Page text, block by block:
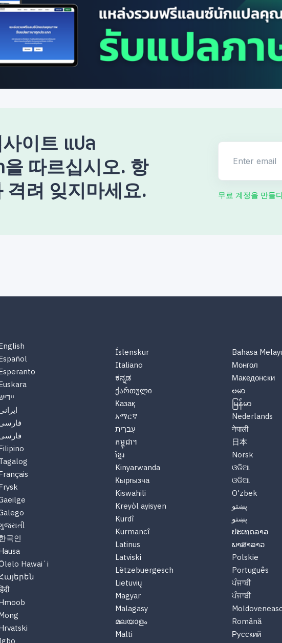
이트 แปล
따르십시오. 항
격려 잊지마세요. 무료 계정을 만들
국인
Hawaiʻi
Íslenskur
Italiano
ಕನ್ನಡ
ქართული
Казақ
አማርኛ
עִברִית
កម្ពុជា។
ខ្មែរ
Kinyarwanda
Кыргызча
Kiswahili
Kreyòl ayisyen
Kurdî
Kurmancî
Latinus
Latviski
Lëtzebuergesch
Lietuvių
Magyar
Malagasy
മലയാളം
Malti
Bahasa
Монгол
Македонски
ဗမာ
မြန်မာ
Nederlands
नेपाली
日本
Norsk
ଓଡିଆ
ଓଡିଆ
O'zbek
پښتو
پښتو
ປະເທດລາວ
ພາສາລາວ
Polskie
Português
ਪੰਜਾਬੀ
ਪੰਜਾਬੀ
Română
Русский